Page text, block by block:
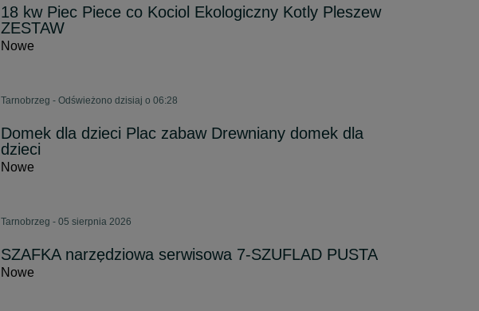
18 kw Piec Piece co Kociol Ekologiczny Kotly Pleszew
ZESTAW
Nowe
Tarnobrzeg - Odświeżono dzisiaj o 06:28
Domek dla dzieci Plac zabaw Drewniany domek dla
dzieci
Nowe
Tarnobrzeg - 05 sierpnia 2026
SZAFKA narzędziowa serwisowa 7-SZUFLAD PUSTA
Nowe